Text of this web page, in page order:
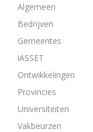
Algemeen
Bedrijven
Gemeentes
iASSET
Ontwikkelingen
Provincies
Universiteiten
Vakbeurzen